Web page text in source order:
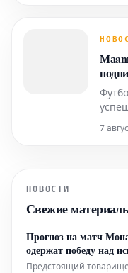
7
НОВОСТИ
Свежие
Прогноз на матч
одержат победу над
Предстоящий